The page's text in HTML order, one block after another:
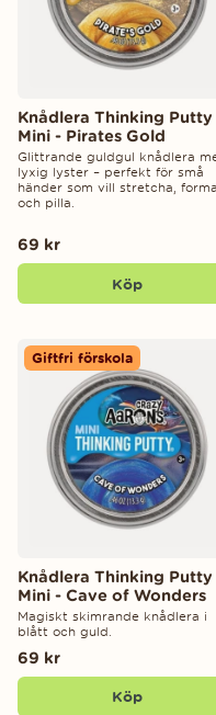
Knådlera Thinking Putty
Mini - Pirates Gold
Glittrande guldgul knådlera
lyxig lyster – perfekt för små
händer som vill stretcha, forma
och pilla.
69 kr
Köp
Giftfri förskola
Knådlera Thinking Putty
Mini - Cave of Wonders
Magiskt skimrande knådlera i
blått och guld.
69 kr
Köp